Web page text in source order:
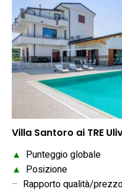
Villa Santoro ai TRE
▲ Punteggio globale
▲ Posizione
– Rapporto qualità/